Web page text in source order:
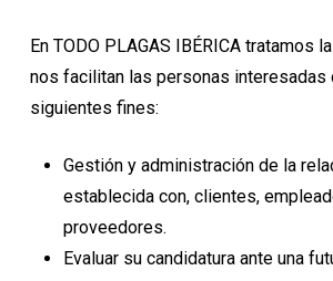
En TODO PLAGAS IBÉRICA tratamos
nos facilitan las personas interesadas
siguientes fines:
Gestión y administración de la
establecida con, clientes,
proveedores.
Evaluar su candidatura ante una